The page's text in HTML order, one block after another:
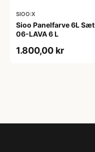
SIOO:X
Sioo Panelfarve 6L Sæt
06-LAVA 6 L
1.800,00 kr